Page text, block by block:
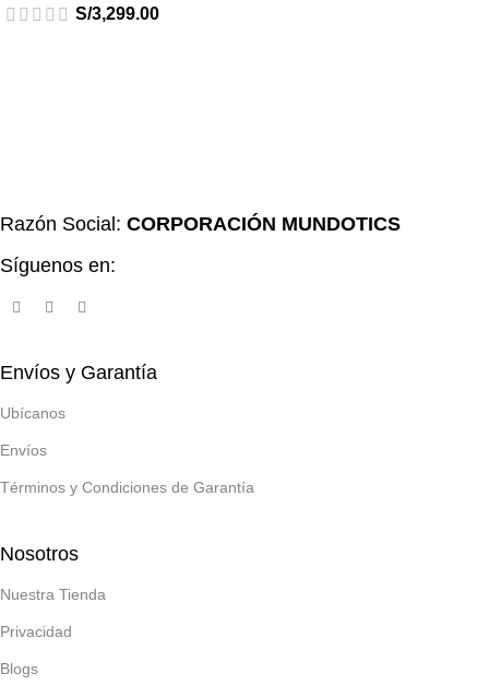
S/3,299.00
Razón Social: CORPORACIÓN MUNDOTICS
Síguenos en:
Envíos y Garantía
Ubícanos
Envíos
Términos y Condiciones de Garantía
Nosotros
Nuestra Tienda
Privacidad
Blogs